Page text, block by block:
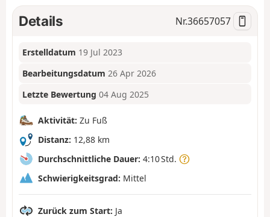
Details Nr.36657057
Erstelldatum 19 Jul 2023
Bearbeitungsdatum 26 Apr 2026
Letzte Bewertung 04 Aug 2025
Aktivität: Zu Fuß
Distanz: 12,88 km
Durchschnittliche Dauer: 4:10 Std.
Schwierigkeitsgrad: Mittel
Zurück zum Start: Ja